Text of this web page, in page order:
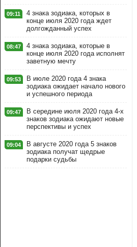
09:11
4 знака зодиака, которых в
конце июля 2020 года ждет
долгожданный успех
08:47
4 знака зодиака, которые в
конце июля 2020 года исполнят
заветную мечту
09:53
В июле 2020 года 4 знака
зодиака ожидает начало нового
и успешного периода
09:47
В середине июля 2020 года 4-х
знаков зодиака ожидают новые
перспективы и успех
09:04
В августе 2020 года 5 знаков
зодиака получат щедрые
подарки судьбы